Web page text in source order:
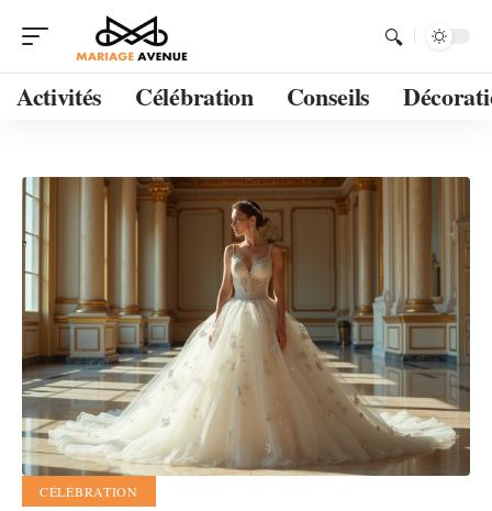
Activités Célébration Conseils
CÉLÉBRATION